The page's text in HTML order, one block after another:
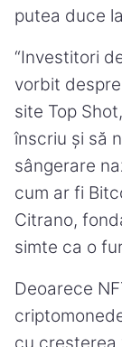
putea duce
“Investitori
vorbit
site Top
înscriu și să
sângerare
cum ar fi
Citrano,
simte ca o
Deoarece
cu creșterea